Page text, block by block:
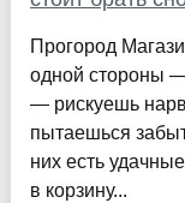
Прогород
одной стороны
— рискуешь
пытаешься
них есть
в корзину...